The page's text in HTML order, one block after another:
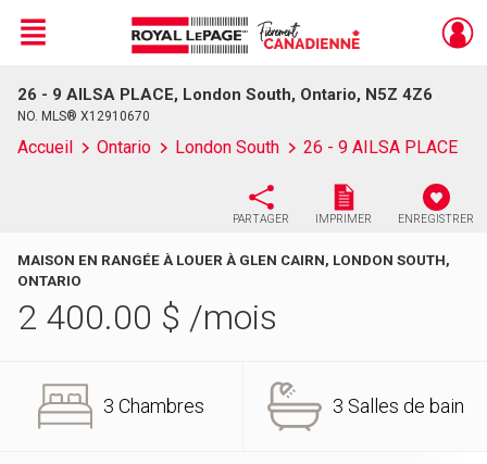
Live
En Direct
Menu
26 - 9 AILSA PLACE, London South, Ontario, N5Z 4Z6
NO. MLS® X12910670
Accueil Ontario London South 26 - 9 AILSA PLACE
PARTAGER IMPRIMER ENREGISTRER
MAISON EN RANGÉE À LOUER À GLEN CAIRN, LONDON SOUTH,
ONTARIO
2 400.00 $ /mois
3 Chambres 3 Salles de bain